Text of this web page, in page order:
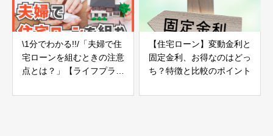
\1分でわかる!!/「夫婦で住
宅ローンを組むときの注意
点とは？」【ライフプラン
【住宅ローン】変動金利と
固定金利、お得なのはどっ
ち？特徴と比較のポイント